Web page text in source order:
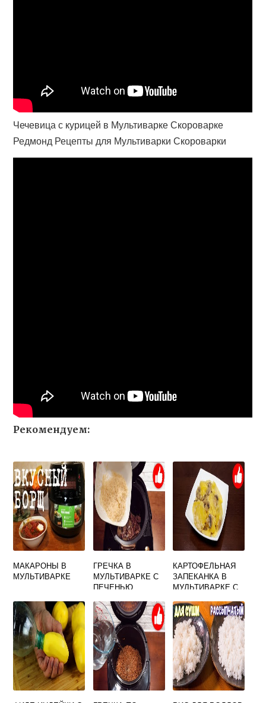
Чечевица с курицей в Мультиварке Скороварке
Редмонд Рецепты для Мультиварки Скороварки
Рекомендуем:
МАКАРОНЫ В
МУЛЬТИВАРКЕ
ГРЕЧКА В
МУЛЬТИВАРКЕ С
ПЕЧЕНЬЮ
КАРТОФЕЛЬНАЯ
ЗАПЕКАНКА В
МУЛЬТИВАРКЕ С